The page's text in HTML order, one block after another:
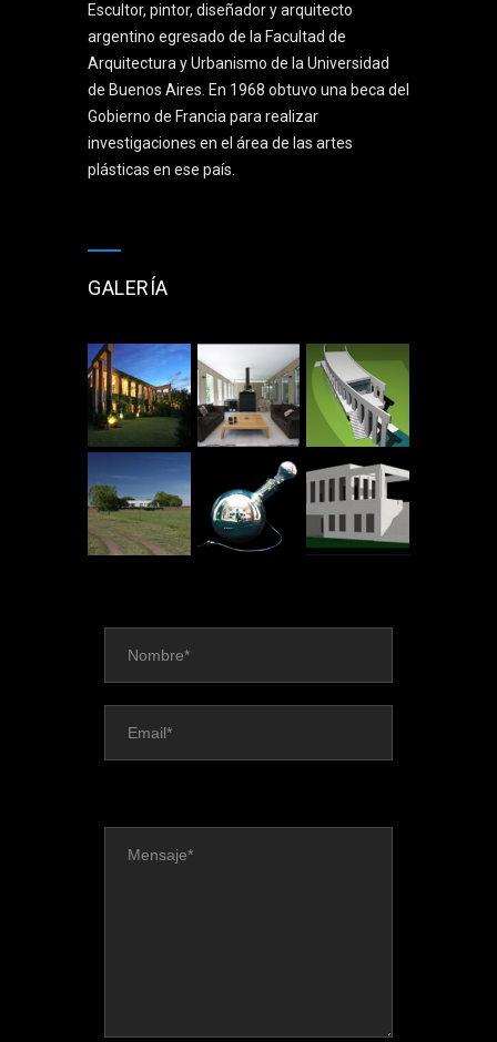
Escultor, pintor, diseñador y arquitecto
argentino egresado de la Facultad de
Arquitectura y Urbanismo de la Universidad
de Buenos Aires. En 1968 obtuvo una beca del
Gobierno de Francia para realizar
investigaciones en el área de las artes
plásticas en ese país.
GALERÍA